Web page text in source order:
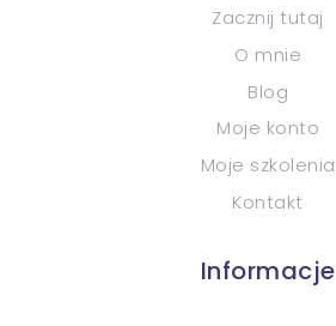
Zacznij tutaj
O mnie
Blog
Moje konto
Moje szkolenia
Kontakt
Informacje